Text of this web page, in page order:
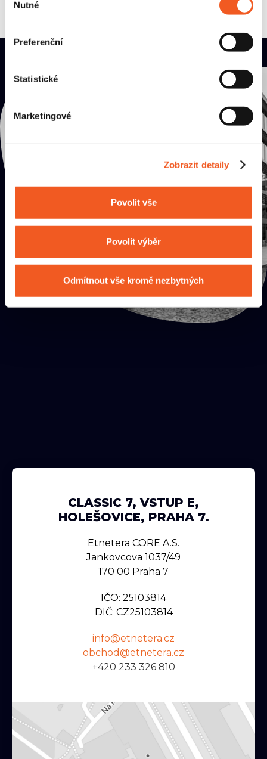
souhlasu
Nutné
Preferenční
Statistické
Marketingové
Zobrazit detaily
Povolit vše
Povolit výběr
Odmítnout vše kromě nezbytných
JAK K NÁM?
CLASSIC 7, VSTUP E,
HOLEŠOVICE, PRAHA 7.
Etnetera CORE A.s.
Jankovcova 1037/49
170 00 Praha 7
IČO: 25103814
DIČ: CZ25103814
info@etnetera.cz
obchod@etnetera.cz
+420 233 326 810